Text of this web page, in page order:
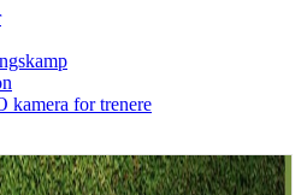
kamera for trenere